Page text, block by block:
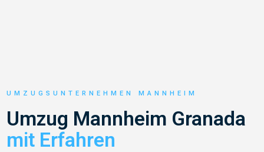
UMZUGSUNTERNEHMEN MANNHEIM
Umzug Mannheim Granada
mit Erfahren